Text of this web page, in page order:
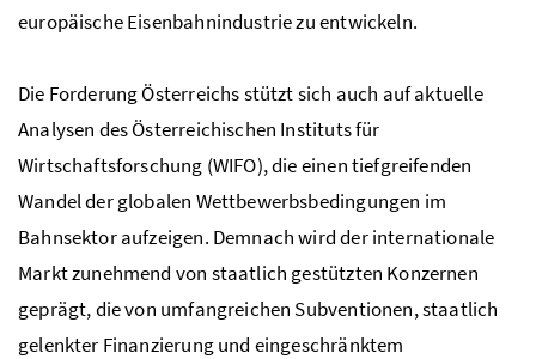
europäische Eisenbahnindustrie zu entwickeln.
Die Forderung Österreichs stützt sich auch auf aktuelle
Analysen des Österreichischen Instituts für
Wirtschaftsforschung (WIFO), die einen tiefgreifenden
Wandel der globalen Wettbewerbsbedingungen im
Bahnsektor aufzeigen. Demnach wird der internationale
Markt zunehmend von staatlich gestützten Konzernen
geprägt, die von umfangreichen Subventionen, staatlich
gelenkter Finanzierung und eingeschränktem